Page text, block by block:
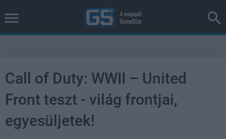
Call of Duty: WWII – United
Front teszt - világ frontjai,
egyesüljetek!